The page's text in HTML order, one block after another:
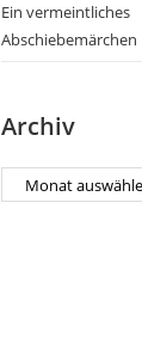
Ein vermeintliches
Abschiebemärchen
Archiv
Archiv